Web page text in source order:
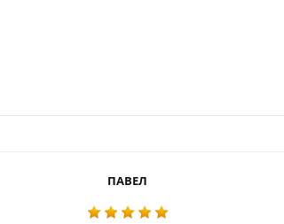
ПАВЕЛ